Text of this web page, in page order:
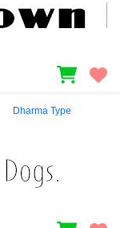
Dharma Type